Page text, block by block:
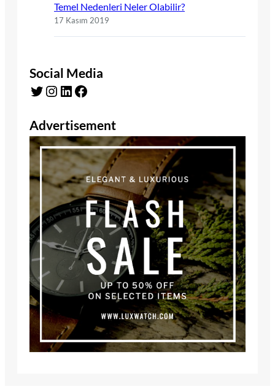
Temel Nedenleri Neler Olabilir?
17 Kasım 2019
Social Media
Twitter Instagram LinkedIn Facebook
Advertisement